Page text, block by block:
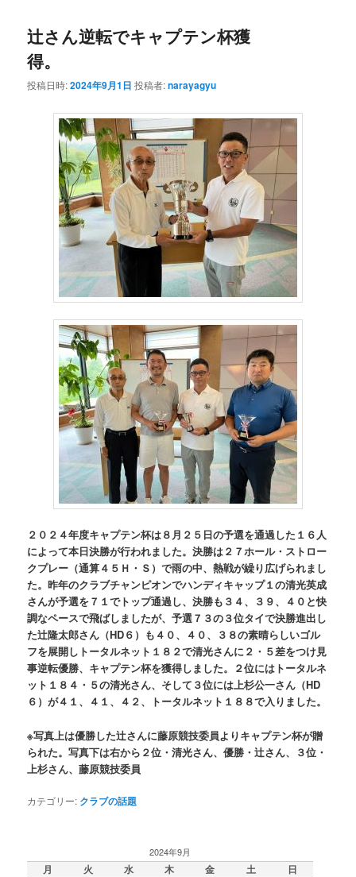
辻さん逆転でキャプテン杯獲
得。
投稿日時:2024年9月1日 投稿者:narayagyu
２０２４年度キャプテン杯は８月２５日の予選を通過した１６人
によって本日決勝が行われました。決勝は２７ホール・ストロー
クプレー（通算４５Ｈ・Ｓ）で雨の中、熱戦が繰り広げられまし
た。昨年のクラブチャンピオンでハンディキャップ１の清光英成
さんが予選を７１でトップ通過し、決勝も３４、３９、４０と快
調なペースで飛ばしましたが、予選７３の３位タイで決勝進出し
た辻隆太郎さん（HD６）も４０、４０、３８の素晴らしいゴル
フを展開しトータルネット１８２で清光さんに２・５差をつけ見
事逆転優勝、キャプテン杯を獲得しました。２位にはトータルネ
ット１８４・５の清光さん、そして３位には上杉公一さん（HD
６）が４１、４１、４２、トータルネット１８８で入りました。
※写真上は優勝した辻さんに藤原競技委員よりキャプテン杯が贈
られた。写真下は右から２位・清光さん、優勝・辻さん、３位・
上杉さん、藤原競技委員
カテゴリー: クラブの話題
2024年9月
月 火 水 木 金 土
日